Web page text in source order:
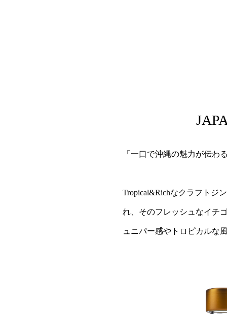
「一口で沖縄の魅力が伝わ
Tropical&Richなクラフトジ
れ、そのフレッシュなイチ
ュニパー感やトロピカルな